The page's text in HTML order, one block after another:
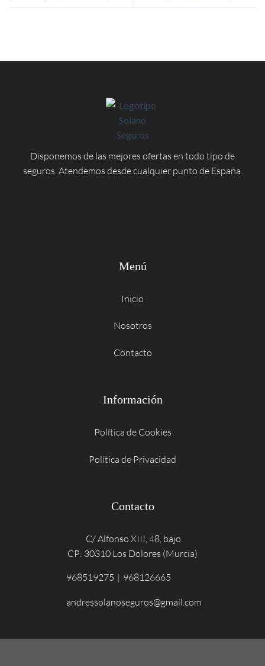
Disponemos de las mejores ofertas en todo tipo de
seguros. Atendemos desde cualquier punto de España.
Menú
Inicio
Nosotros
Contacto
Información
Política de Cookies
Política de Privacidad
Contacto
C/ Alfonso XIII, 48, bajo.
CP: 30310 Los Dolores (Murcia)
968519275 | 968126665
andressolanoseguros@gmail.com